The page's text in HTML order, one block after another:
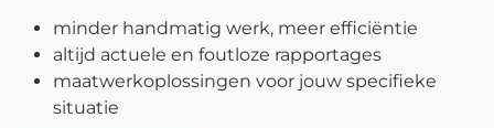
minder handmatig werk, meer efficiëntie
altijd actuele en foutloze rapportages
maatwerkoplossingen voor jouw specifieke
situatie